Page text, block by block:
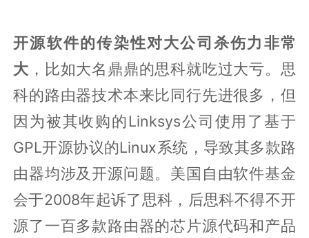
开源软件的传染性对大公司杀伤力非常
大 ，比如大名鼎鼎的思科就吃过大亏。思
科的路由器技术本来比同行先进很多，但
因为被其收购的Linksys公司使用了基于
GPL开源协议的Linux系统，导致其多款路
由器均涉及开源问题。美国自由软件基金
会于2008年起诉了思科，后思科不得不开
源了一百多款路由器的芯片源代码和产品